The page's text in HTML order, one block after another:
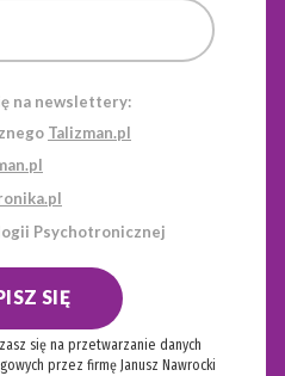
na newslettery:
Talizman.pl
Psychotronicznej
SIĘ
się na przetwarzanie danych
przez firmę Janusz Nawrocki